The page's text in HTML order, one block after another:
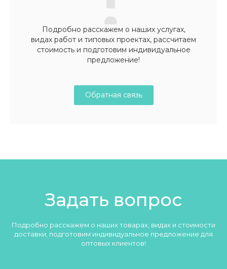
Подробно расскажем о наших услугах,
видах работ и типовых проектах, рассчитаем
стоимость и подготовим индивидуальное
предложение!
Обратная связь
Задать вопрос
Подробно расскажем о наших товарах, видах и стоимости
доставки, подготовим индивидуальное предложение для
оптовых клиентов!